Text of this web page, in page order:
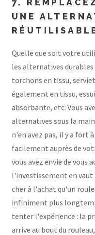
7.
UNE
Quelle que soit votre
les alternatives
torchons en tissu,
également en tissu,
absorbante, etc. Vous
alternatives sous la
n'en avez pas, il y a fort
facilement auprès de
vous avez envie de vous
l'investissement en vaut
cher à l'achat qu'un
infiniment plus
tenter l'expérience : la
arrive au bout du